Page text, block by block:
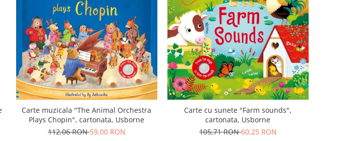
Carte muzicala "The Animal Orchestra
Plays Chopin", cartonata, Usborne
112,06 RON59,00 RON
Carte cu sunete "Farm sounds",
cartonata, Usborne
105,71 RON60,25 RON